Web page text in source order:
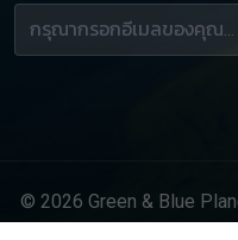
© 2026 Green & Blue